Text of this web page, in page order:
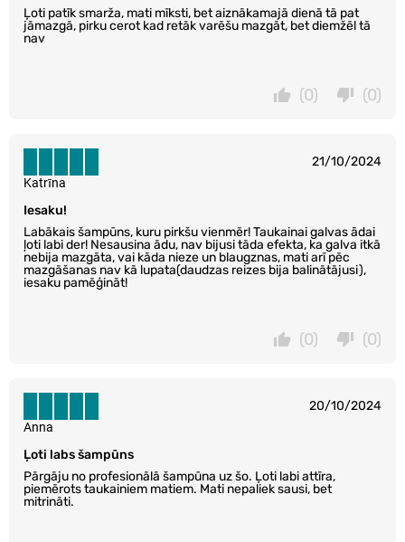
Ļoti patīk smarža, mati mīksti, bet aiznākamajā dienā tā pat
jāmazgā, pirku cerot kad retāk varēšu mazgāt, bet diemžēl tā
nav
(0)
(0)
21/10/2024
Iesaku!
Labākais šampūns, kuru pirkšu vienmēr! Taukainai galvas ādai
ļoti labi der! Nesausina ādu, nav bijusi tāda efekta, ka galva itkā
nebija mazgāta, vai kāda nieze un blaugznas, mati arī pēc
mazgāšanas nav kā lupata(daudzas reizes bija balinātājusi),
iesaku pamēģināt!
Katrīna
(0)
(0)
20/10/2024
Ļoti labs šampūns
Pārgāju no profesionālā šampūna uz šo. Ļoti labi attīra,
piemērots taukainiem matiem. Mati nepaliek sausi, bet
mitrināti.
Anna